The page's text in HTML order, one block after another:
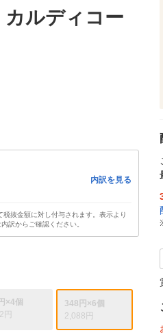
ルディコー
内訳を見る
抜金額に対し付与されます。表示より
訳からご確認ください。
×4個
円
348円×6個
2,088円